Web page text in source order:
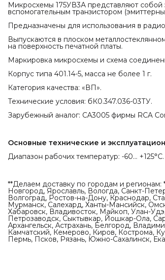
Микросхемы 175УВ3А представляют
вспомогательным транзистором
Предназначены для использования в
Выпускаются в плоском
на поверхность печатной платы.
Маркировка микросхемы и схема
Корпус типа 401.14-5, масса не более 1 г.
Категория качества: «ВП».
Технические условия: бК0.347.036-03ТУ.
Зарубежный аналог: CA3005 фирмы RCA
Основные технические и
Диапазон рабочих температур: -60... +125°С.
**Делаем доставку по городам и
Новгород, Ярославль, Вологда, Санкт-
Волгоград, Ростов-на-Дону, Краснодар,
Мурманск, Салехард, Ханты-Мансийск,
Хабаровск, Владивосток, Майкоп, Улан-
Петрозаводск, Сыктывкар, Йошкар-Ола,
Архангельск, Астрахань, Белгород,
Камчатский, Кемерово, Киров, Кострома,
Пермь, Псков, Рязань, Южно-Сахалинск,